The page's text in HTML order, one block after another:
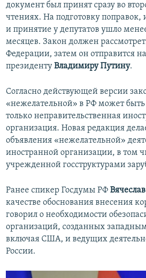
документ был принят сразу во
чтениях. На подготовку поправок,
и принятие у депутатов ушло
месяцев. Закон должен
Федерации, затем он отправится
президенту Владимиру Путину.
Согласно действующей версии
«нежелательной» в РФ может
только неправительственная
организация. Новая редакция
объявления «нежелательной»
иностранной организации, в том
учрежденной госструктурами
Ранее спикер Госдумы РФ
качестве обоснования внесения
говорил о необходимости
организаций, созданных
включая США, и ведущих
России.